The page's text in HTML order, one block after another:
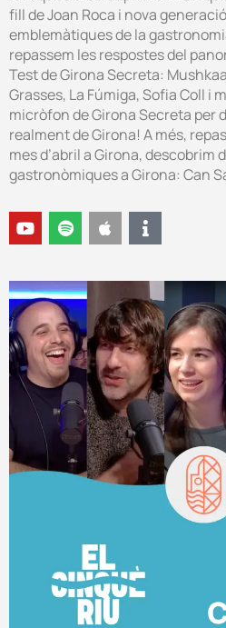
fill de Joan Roca i nova
emblemàtiques de la
repassem les respostes del
Test de Girona Secreta:
Grasses, La Fúmiga, Sofia Coll i
micròfon de Girona Secreta per
realment de Girona! A més,
mes d’abril a Girona, descobrim
gastronòmiques a Girona: Can